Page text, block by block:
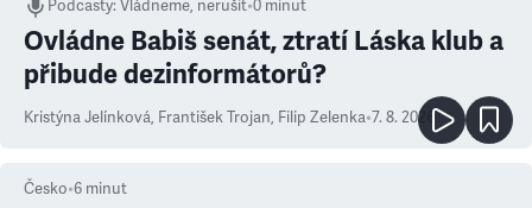
Podcasty:Vládneme, nerušit•0 minut
Ovládne Babiš senát, ztratí Láska klub a
přibude dezinformátorů?
Kristýna Jelínková, František Trojan, Filip Zelenka•7. 8. 2026
Česko•6 minut